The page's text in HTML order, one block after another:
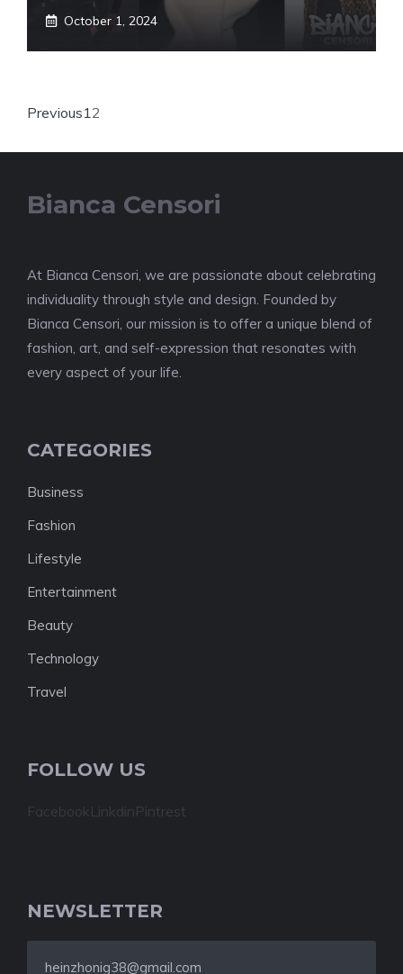
October 1, 2024
Previous1 2
Bianca Censori
At Bianca Censori, we are passionate about celebrating
individuality through style and design. Founded by
Bianca Censori, our mission is to offer a unique blend of
fashion, art, and self-expression that resonates with
every aspect of your life.
CATEGORIES
Business
Fashion
Lifestyle
Entertainment
Beauty
Technology
Travel
FOLLOW US
Facebook LinkdinPintrest
NEWSLETTER
heinzhonig38@gmail.com